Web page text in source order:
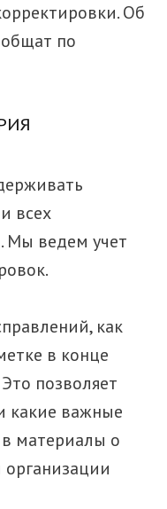
Об
по
всех
Мы ведем учет
как
в конце
позволяет
какие важные
материалы о